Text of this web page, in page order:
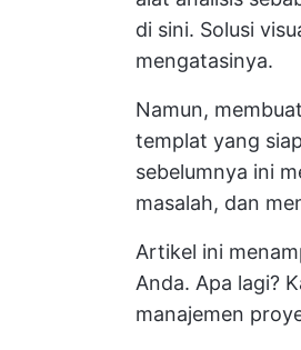
di sini. Solusi
mengatasinya.
Namun,
templat yang
sebelumnya ini
masalah, dan
Artikel ini
Anda. Apa lagi?
manajemen